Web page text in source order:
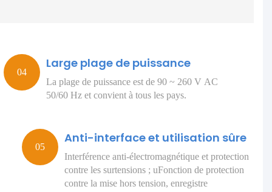
Large plage de puissance
La plage de puissance est de 90 ~ 260 V AC
50/60 Hz et convient à tous les pays.
Anti-interface et utilisation sûre
Interférence anti-électromagnétique et protection
contre les surtensions ; uFonction de protection
contre la mise hors tension, enregistre